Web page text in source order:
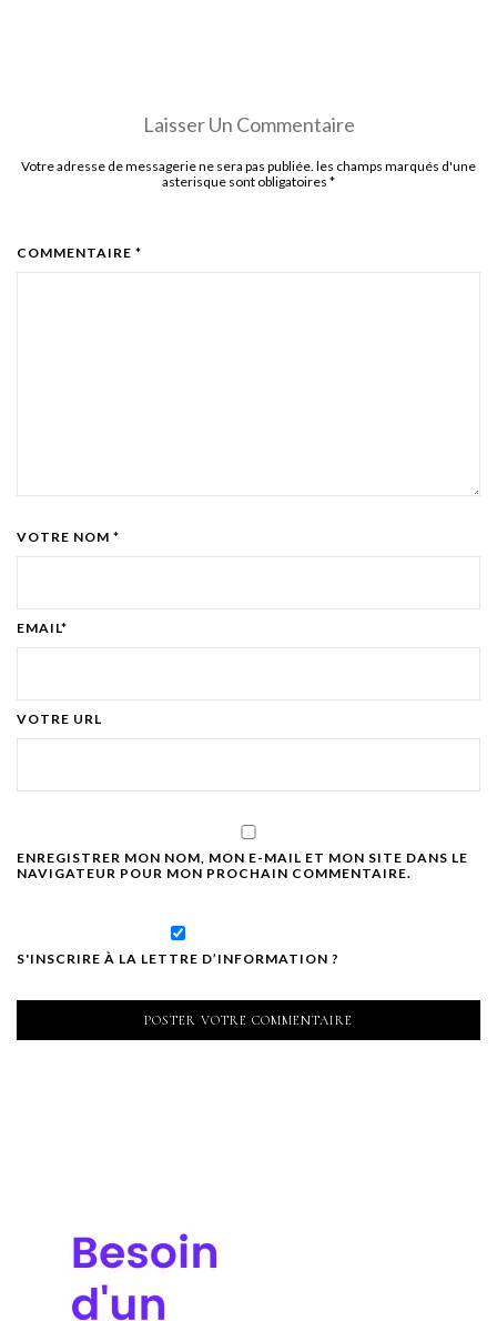
Laisser Un Commentaire
Votre adresse de messagerie ne sera pas publiée. les champs marqués d'une
asterisque sont obligatoires *
COMMENTAIRE *
VOTRE NOM *
EMAIL*
VOTRE URL
ENREGISTRER MON NOM, MON E-MAIL ET MON SITE DANS LE
NAVIGATEUR POUR MON PROCHAIN COMMENTAIRE.
S'INSCRIRE À LA LETTRE D’INFORMATION ?